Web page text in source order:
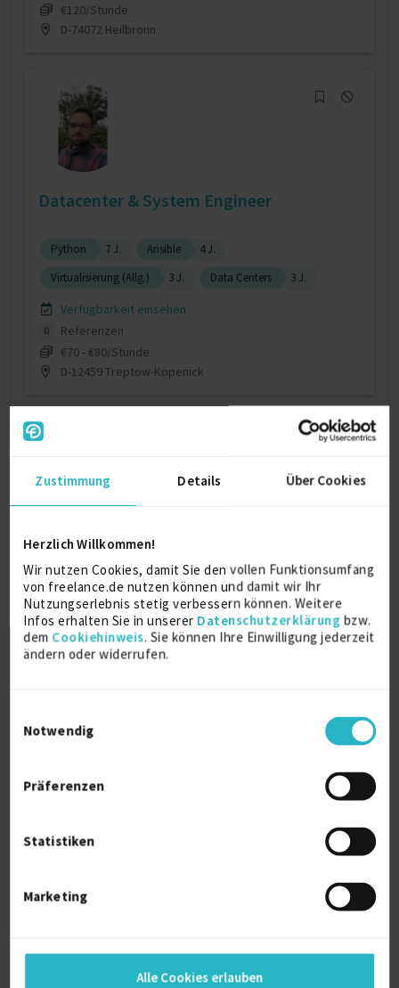
Zustimmung Details Über Cookies
Herzlich Willkommen!
Wir nutzen Cookies, damit Sie den vollen Funktionsumfang
von freelance.de nutzen können und damit wir Ihr
Nutzungserlebnis stetig verbessern können. Weitere
Infos erhalten Sie in unserer Datenschutzerklärung bzw.
dem Cookiehinweis. Sie können Ihre Einwilligung jederzeit
ändern oder widerrufen.
Notwendig
Präferenzen
Statistiken
Marketing
Alle Cookies erlauben
€120/Stunde
D-74072 Heilbronn
Datacenter & System Engineer
Python 7 J. Ansible
4 J.
Virtualisierung (Allg.)
3 J. Data Centers 3 J.
Verfügbarkeit einsehen
0
Referenzen
€70 - €80/Stunde
D-12459 Treptow-Köpenick
Senior Entwickler
Python 7 J. .Net 6 J. Oracle Database
React (JavaScript library)
4 J. ASP.NET 3 J.
Verfügbarkeit einsehen
zuletzt online vor 5 Tagen